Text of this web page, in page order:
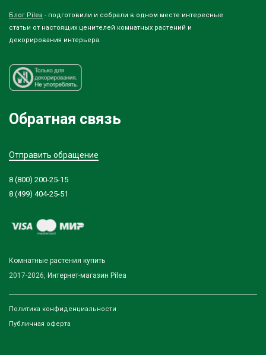
Блог Pilea - подготовили и собрали в одном месте интересные
статьи от настоящих ценителей комнатных растений и
декорирования интерьера.
Обратная связь
Отправить обращение
8 (800) 200-25-15
8 (499) 404-25-51
Комнатные растения купить
2017-2026, Интернет-магазин Pilea
Политика конфиденциальности
Публичная оферта